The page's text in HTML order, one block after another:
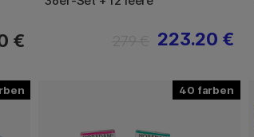
€ 223.20 €
40